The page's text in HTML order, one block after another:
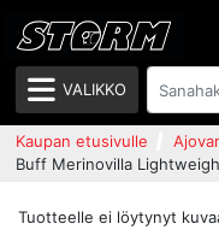
VALIKKO
Kaupan etusivulle
Buff Merinovilla
Tuotteelle ei löytynyt